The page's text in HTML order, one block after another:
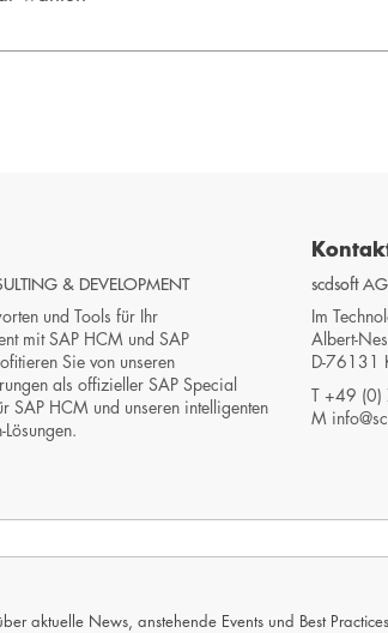
& DEVELOPMENT
und Tools für Ihr
mit SAP HCM und SAP
Sie von unseren
als offizieller SAP Special
SAP HCM und unseren intelligenten
scdsoft AG
Im
Albert-
D-76131
T +49
M
aktuelle News, anstehende Events und Best